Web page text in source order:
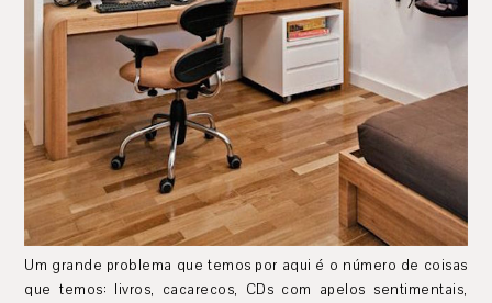
Um grande problema que temos por aqui é o número de coisas
que temos: livros, cacarecos, CDs com apelos sentimentais,